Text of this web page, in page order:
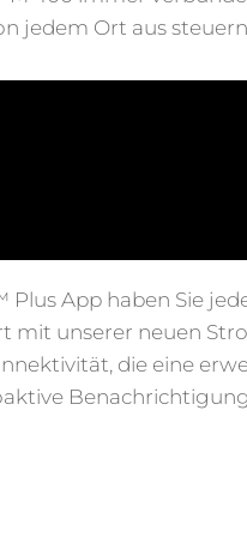
jedem Ort aus
App haben Sie
mit unserer neuen
die eine